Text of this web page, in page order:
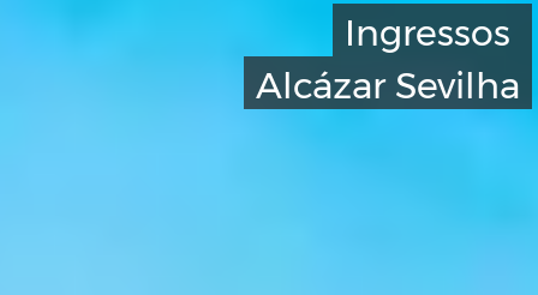
Ingressos
Alcázar Sevilha